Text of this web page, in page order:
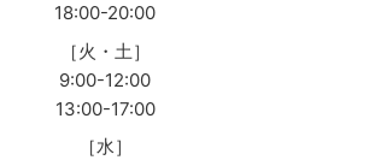
18:00-20:00
［火・土］
9:00-12:00
13:00-17:00
［水］